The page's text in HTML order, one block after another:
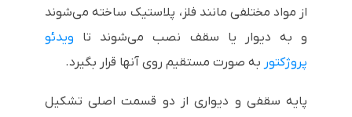
از مواد مختلفی مانند فلز، پلاستیک ساخته می‌شوند
و به دیوار یا سقف نصب می‌شوند تا ویدئو
پروژکتور به صورت مستقیم روی آنها قرار بگیرد.
پایه سقفی و دیواری از دو قسمت اصلی تشکیل